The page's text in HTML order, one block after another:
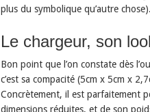
plus du symbolique qu’autre chose).
Le chargeur, son
Bon point que l’on constate dès
c’est sa compacité (5cm x 5cm x
Concrètement, il est parfaitement
dimensions réduites, et de son